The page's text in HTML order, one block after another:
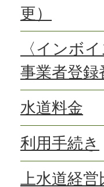
更）
〈インボ
事業者登
水道料金
利用手続き
上水道経